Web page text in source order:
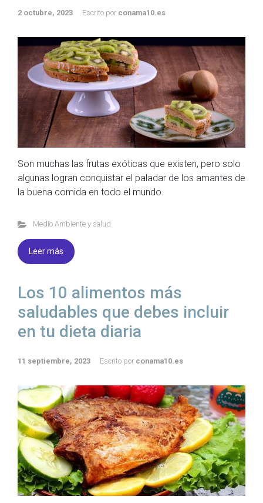
2 octubre, 2023 Escrito por conama10.es
Son muchas las frutas exóticas que existen, pero solo
algunas logran conquistar el paladar de los amantes de
la buena comida en todo el mundo.
Medio Ambiente y salud
Leer más
Los 10 alimentos más
saludables que debes incluir
en tu dieta diaria
11 septiembre, 2023 Escrito por conama10.es